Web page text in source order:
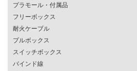
プラモール・付属品
フリーボックス
耐火ケーブル
プルボックス
スイッチボックス
バインド線